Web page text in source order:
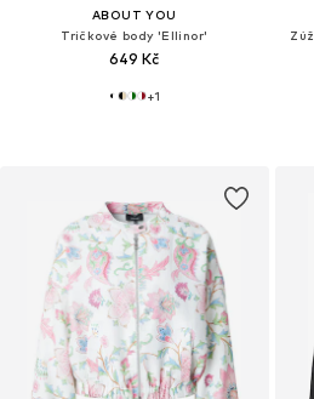
ABOUT YOU
Tričkové body 'Ellinor'
649 Kč
+1